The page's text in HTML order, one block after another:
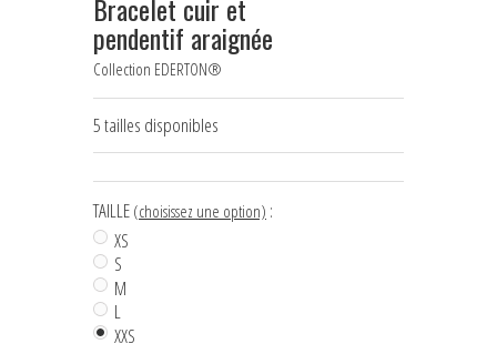
HOUSSES D'ÉTRIERS
POCHES À FRIANDISES
BIJOUX DE LICOL
CEINTURES DE SMOKING
CHÈQUES CADEAU
Bracelet cuir et
pendentif araignée
Collection EDERTON®
5 tailles disponibles
TAILLE (choisissez une option) :
XS
S
M
L
XXS